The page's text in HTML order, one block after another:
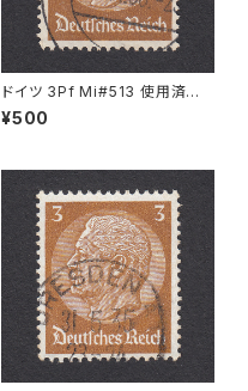
ドイツ 3Pf Mi#513 使用済み
切手｜ASCHAFFENBURG 5.1
1.1936
¥500